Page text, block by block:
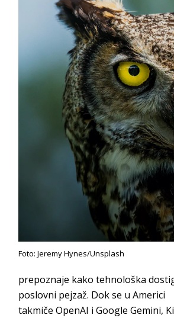
Foto: Jeremy Hynes/Unsplash
prepoznaje kako tehnološka
poslovni pejzaž. Dok se u Americi
takmičeOpenAI iGoogle Gemini,